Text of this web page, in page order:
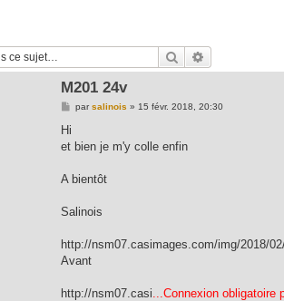
Rechercher
M201 24v
M
a
parsalinois » 15 févr. 2018, 20:30
Hi
et bien je m'y colle enfin
A bientôt
Salinois
http://nsm07.casimages.com/img/2018/
Avant
http://nsm07.casi ...Connexion